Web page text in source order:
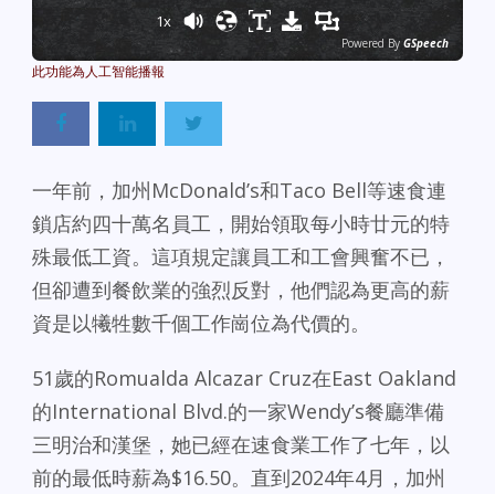
1x
Powered By GSpeech
一年前，加州McDonald’s和Taco Bell等速食連
鎖店約四十萬名員工，開始領取每小時廿元的特
殊最低工資。這項規定讓員工和工會興奮不已，
但卻遭到餐飲業的強烈反對，他們認為更高的薪
資是以犧牲數千個工作崗位為代價的。
51歲的Romualda Alcazar Cruz在East Oakland
的International Blvd.的一家Wendy’s餐廳準備
三明治和漢堡，她已經在速食業工作了七年，以
前的最低時薪為$16.50。直到2024年4月，加州